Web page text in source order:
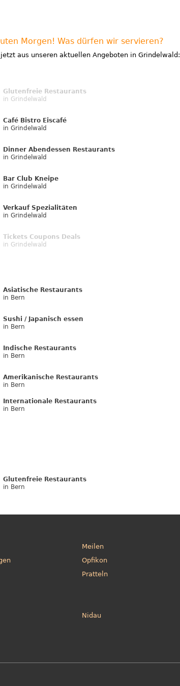
Morgen! Was dürfen wir servieren?
aus unseren aktuellen Angeboten in Grindelwald:
Glutenfreie Restaurants
in Grindelwald
Café Bistro Eiscafé
in Grindelwald
Dinner Abendessen Restaurants
in Grindelwald
Bar Club Kneipe
in Grindelwald
Verkauf Speziali­täten
in Grindelwald
Tickets Coupons Deals
in Grindelwald
Asiatische Restaurants
in Bern
Sushi / Japanisch essen
in Bern
Indische Restaurants
in Bern
Amerikanische Restaurants
in Bern
Internationale Restaurants
in Bern
Glutenfreie Restaurants
in Bern
Meilen
Opfikon
Pratteln
Nidau